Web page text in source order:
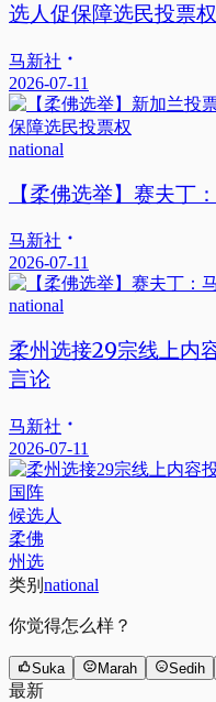
选人促保障选民投票权
马新社
2026-07-11
national
【柔佛选举】赛夫丁
马新社
2026-07-11
national
柔州选接29宗线上内
言论
马新社
2026-07-11
国阵
候选人
柔佛
州选
类别 national
你觉得怎么样？
Suka Marah Sedih
最新